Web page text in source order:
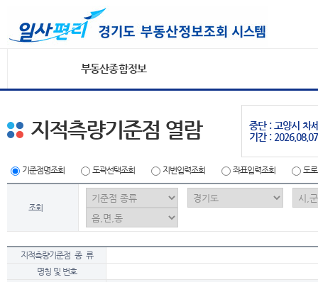
부동산종합정보
중단 : 고양시 차
기간 :
지적측량기준점 열람
기준점명조회 도곽선택조회 지번입력조회 좌표입력조회 도
조회
지적측량기준점 종 류
명칭 및 번호